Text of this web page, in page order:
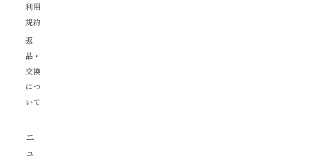
利用
規約
返
品・
交換
につ
いて
ニ
ュ